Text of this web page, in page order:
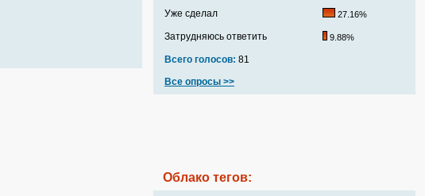
Уже сделал 27.16%
Затрудняюсь ответить 9.88%
Всего голосов: 81
Все опросы >>
Облако тегов: